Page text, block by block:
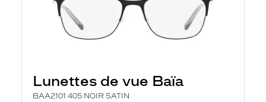
Lunettes de vue Baïa
BAA2101 405 NOIR SATIN